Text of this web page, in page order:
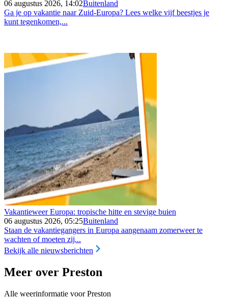
06 augustus 2026, 14:02Buitenland
Ga je op vakantie naar Zuid-Europa? Lees welke vijf beestjes je
kunt tegenkomen,...
Vakantieweer Europa: tropische hitte en stevige buien
06 augustus 2026, 05:25Buitenland
Staan de vakantiegangers in Europa aangenaam zomerweer te
wachten of moeten zij...
Bekijk alle nieuwsberichten
Meer over Preston
Alle weerinformatie voor Preston